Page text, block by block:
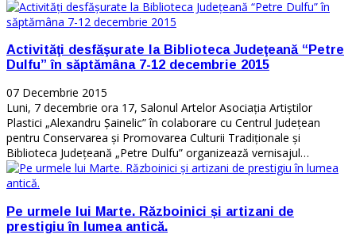
Activităţi desfăşurate la Biblioteca Judeţeană “Petre
Dulfu” în săptămâna 7-12 decembrie 2015
07 Decembrie 2015
Luni, 7 decembrie ora 17, Salonul Artelor Asociaţia Artiştilor
Plastici „Alexandru Şainelic” în colaborare cu Centrul Judeţean
pentru Conservarea şi Promovarea Culturii Tradiţionale şi
Biblioteca Judeţeană „Petre Dulfu” organizează vernisajul…
Pe urmele lui Marte. Războinici și artizani de
prestigiu în lumea antică.